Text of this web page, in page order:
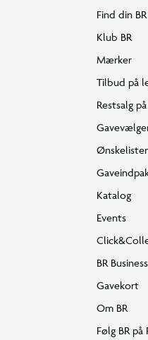
Find din BR
Klub BR
Mærker
Tilbud på
Restsalg
Katalog
Events
BR Business
Gavekort
Om BR
Følg BR